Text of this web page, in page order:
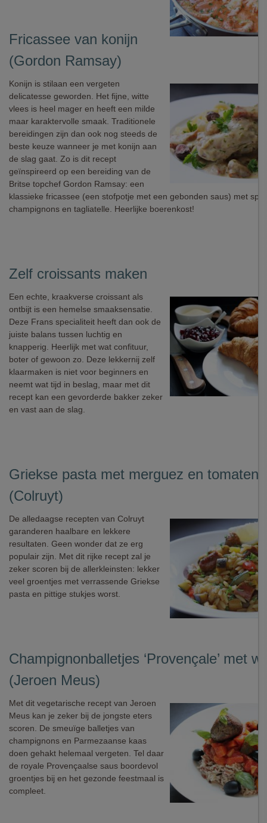
Fricassee van konijn
(Gordon Ramsay)
Konijn is stilaan een vergeten
delicatesse geworden. Het fijne, witte
vlees is heel mager en heeft een milde
maar karaktervolle smaak. Traditionele
bereidingen zijn dan ook nog steeds de
beste keuze wanneer je met konijn aan
de slag gaat. Zo is dit recept
geïnspireerd op een bereiding van de
Britse topchef Gordon Ramsay: een
klassieke fricassee (een stofpotje met een gebonden saus) met
champignons en tagliatelle. Heerlijke boerenkost!
Zelf croissants maken
Een echte, kraakverse croissant als
ontbijt is een hemelse smaaksensatie.
Deze Frans specialiteit heeft dan ook de
juiste balans tussen luchtig en
knapperig. Heerlijk met wat confituur,
boter of gewoon zo. Deze lekkernij zelf
klaarmaken is niet voor beginners en
neemt wat tijd in beslag, maar met dit
recept kan een gevorderde bakker zeker
en vast aan de slag.
Griekse pasta met merguez en
(Colruyt)
De alledaagse recepten van Colruyt
garanderen haalbare en lekkere
resultaten. Geen wonder dat ze erg
populair zijn. Met dit rijke recept zal je
zeker scoren bij de allerkleinsten: lekker
veel groentjes met verrassende Griekse
pasta en pittige stukjes worst.
Champignonballetjes ‘Provençale’ met
(Jeroen Meus)
Met dit vegetarische recept van Jeroen
Meus kan je zeker bij de jongste eters
scoren. De smeuïge balletjes van
champignons en Parmezaanse kaas
doen gehakt helemaal vergeten. Tel daar
de royale Provençaalse saus boordevol
groentjes bij en het gezonde feestmaal is
compleet.